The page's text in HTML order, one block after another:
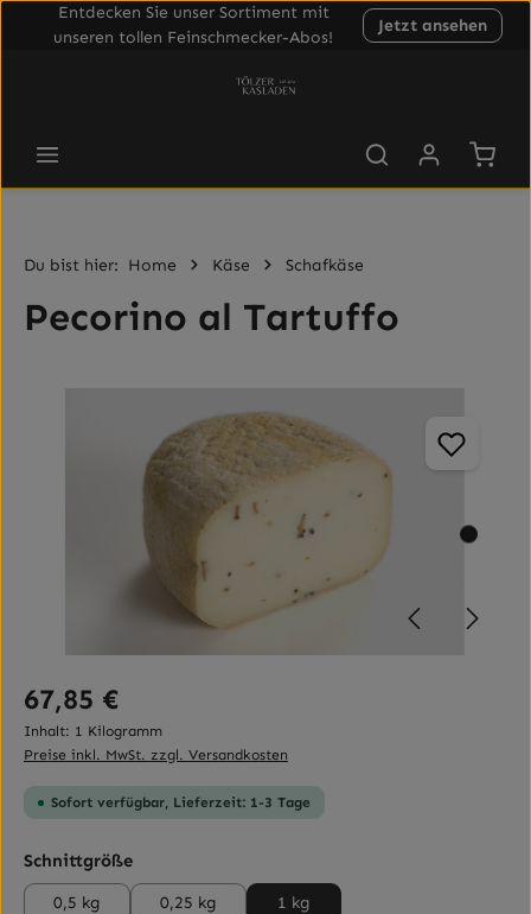
Entdecken Sie unser Sortiment mit
unseren tollen Feinschmecker-Abos!
Jetzt ansehen
Du bist hier: Home Käse Schafkäse
Pecorino al Tartuffo
Regulärer Preis:
67,85 €
Inhalt: 1 Kilogramm
Preise inkl. MwSt. zzgl. Versandkosten
Sofort verfügbar, Lieferzeit: 1-3 Tage
Schnittgrößeauswählen
0,5 kg 0,25 kg 1 kg